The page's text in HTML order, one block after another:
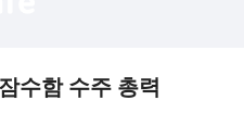
게
수함 수주 총력